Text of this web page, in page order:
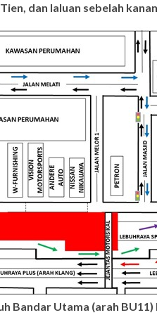
dan laluan sebelah
Bandar Utama (arah